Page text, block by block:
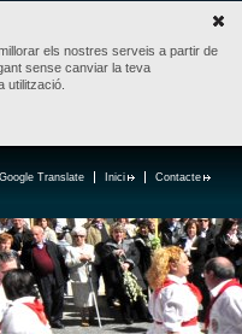
els nostres serveis a partir de
sense canviar la teva
utilització.
Contacte
Inici
Google Translate